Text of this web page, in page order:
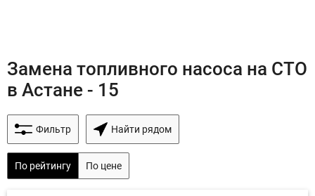
Замена топливного насоса на СТО
в Астане - 15
Фильтр Найти рядом
По рейтингу По цене